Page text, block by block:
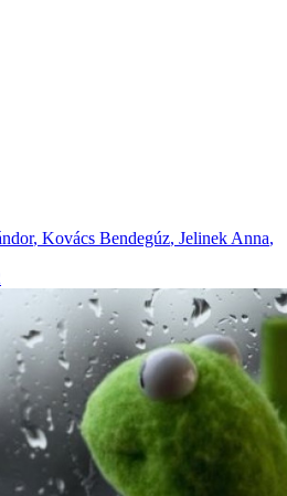
, Kovács Bendegúz, Jelinek Anna,